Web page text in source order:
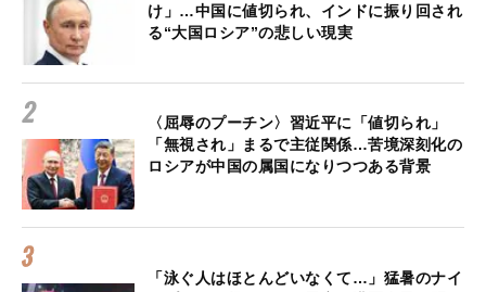
け」…中国に値切られ、インドに振り回され
る“大国ロシア”の悲しい現実
〈屈辱のプーチン〉習近平に「値切られ」
「無視され」まるで主従関係…苦境深刻化の
ロシアが中国の属国になりつつある背景
「泳ぐ人はほとんどいなくて…」猛暑のナイ